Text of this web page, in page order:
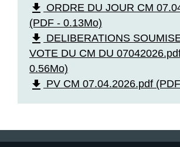
file_download ORDRE DU JOUR CM
(PDF - 0.13Mo)
file_download DELIBERATIONS
VOTE DU CM DU
0.56Mo)
file_download PV CM 07.04.2026.pdf